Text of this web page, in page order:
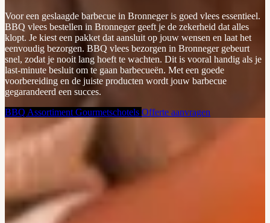
Voor een geslaagde barbecue in Bronneger is goed vlees essentieel.
BBQ vlees bestellen in Bronneger geeft je de zekerheid dat alles
klopt. Je kiest een pakket dat aansluit op jouw wensen en laat het
eenvoudig bezorgen. BBQ vlees bezorgen in Bronneger gebeurt
snel, zodat je nooit lang hoeft te wachten. Dit is vooral handig als je
last-minute besluit om te gaan barbecueën. Met een goede
voorbereiding en de juiste producten wordt jouw barbecue
gegarandeerd een succes.
BBQ Assortiment Gourmetschotels Offerte aanvragen